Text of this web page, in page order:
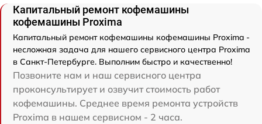
Капитальный ремонт кофемашины
кофемашины Proxima
Капитальный ремонт кофемашины кофемашины Proxima -
несложная задача для нашего сервисного центра Proxima
в Санкт-Петербурге. Выполним быстро и качественно!
Позвоните нам и наш сервисного центра
проконсультирует и озвучит стоимость работ
кофемашины. Среднее время ремонта устройств
Proxima в нашем сервисном - 2 часа.